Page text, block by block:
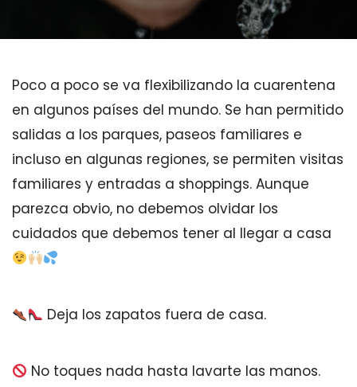
Poco a poco se va flexibilizando la cuarentena
en algunos países del mundo. Se han permitido
salidas a los parques, paseos familiares e
incluso en algunas regiones, se permiten visitas
familiares y entradas a shoppings. Aunque
parezca obvio, no debemos olvidar los
cuidados que debemos tener al llegar a casa
Deja los zapatos fuera de casa.
No toques nada hasta lavarte las manos.